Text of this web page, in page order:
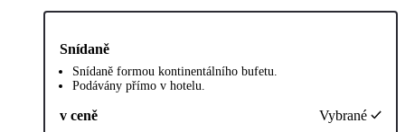
Snídaně
Snídaně formou kontinentálního bufetu.
Podávány přímo v hotelu.
v ceně Vybrané